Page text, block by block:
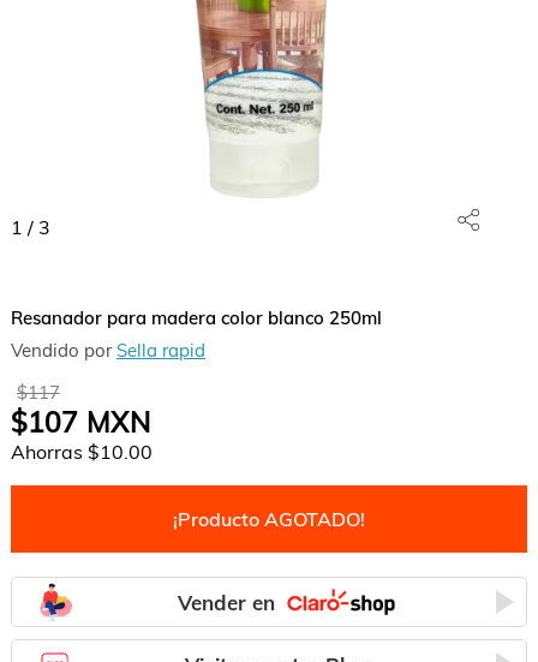
1 / 3
Resanador para madera color blanco 250ml
Vendido por Sella rapid
$117
$107MXN
Ahorras $10.00
¡Producto AGOTADO!
Vender en